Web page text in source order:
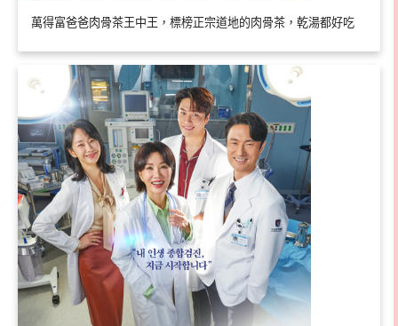
萬得富爸爸肉骨茶王中王，標榜正宗道地的肉骨茶，乾湯都好吃